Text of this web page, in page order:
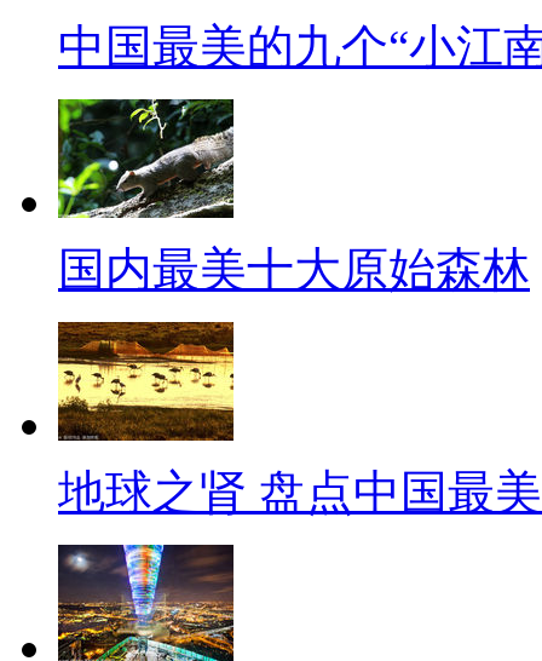
中国最美的九个“小江
国内最美十大原始森林
地球之肾 盘点中国最